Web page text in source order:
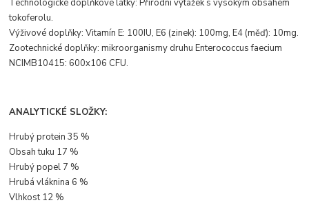
Technologické doplňkové látky: Přírodní výtažek s vysokým obsahem
tokoferolu.
Výživové doplňky: Vitamín E: 100IU, E6 (zinek): 100mg, E4 (měď): 10mg.
Zootechnické doplňky: mikroorganismy druhu Enterococcus faecium
NCIMB10415: 600x106 CFU.
ANALYTICKÉ SLOŽKY:
Hrubý protein 35 %
Obsah tuku 17 %
Hrubý popel 7 %
Hrubá vláknina 6 %
Vlhkost 12 %